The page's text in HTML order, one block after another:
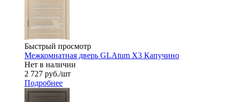
Быстрый просмотр
Межкомнатная дверь GLAtum X3 Капучино
Нет в наличии
2 727 руб./шт
Подробнее